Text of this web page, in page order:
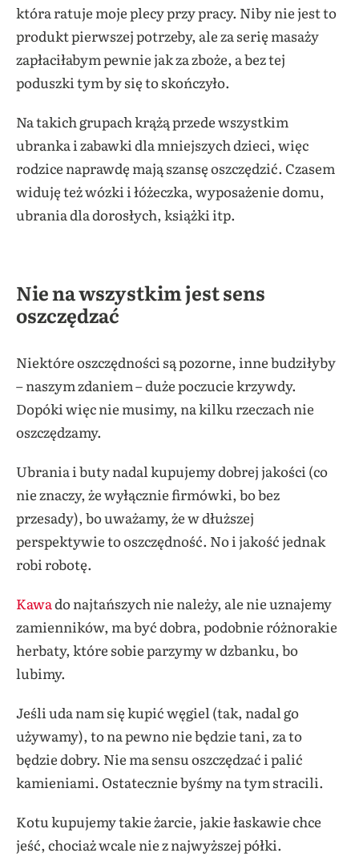
która ratuje moje plecy przy pracy. Niby nie jest to
produkt pierwszej potrzeby, ale za serię masaży
zapłaciłabym pewnie jak za zboże, a bez tej
poduszki tym by się to skończyło.
Na takich grupach krążą przede wszystkim
ubranka i zabawki dla mniejszych dzieci, więc
rodzice naprawdę mają szansę oszczędzić. Czasem
widuję też wózki i łóżeczka, wyposażenie domu,
ubrania dla dorosłych, książki itp.
Nie na wszystkim jest sens
oszczędzać
Niektóre oszczędności są pozorne, inne budziłyby
– naszym zdaniem – duże poczucie krzywdy.
Dopóki więc nie musimy, na kilku rzeczach nie
oszczędzamy.
Ubrania i buty nadal kupujemy dobrej jakości (co
nie znaczy, że wyłącznie firmówki, bo bez
przesady), bo uważamy, że w dłuższej
perspektywie to oszczędność. No i jakość jednak
robi robotę.
Kawado najtańszych nie należy, ale nie uznajemy
zamienników, ma być dobra, podobnie różnorakie
herbaty, które sobie parzymy w dzbanku, bo
lubimy.
Jeśli uda nam się kupić węgiel (tak, nadal go
używamy), to na pewno nie będzie tani, za to
będzie dobry. Nie ma sensu oszczędzać i palić
kamieniami. Ostatecznie byśmy na tym stracili.
Kotu kupujemy takie żarcie, jakie łaskawie chce
jeść, chociaż wcale nie z najwyższej półki.